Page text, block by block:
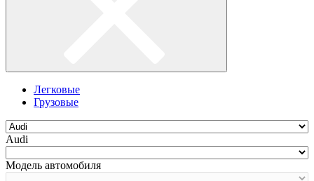
Легковые
Грузовые
Audi
Модель автомобиля